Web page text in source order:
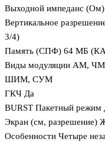
Выходной импеданс
Вертикальное
3/4)
Память (СПФ) 64 МБ
Виды модуляции АМ,
ШИМ, СУМ
ГКЧ Да
BURST Пакетный режим
Экран (см, разрешение)
Особенности Четыре